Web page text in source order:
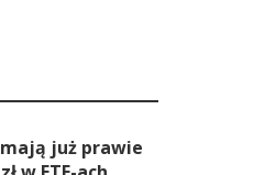
już prawie